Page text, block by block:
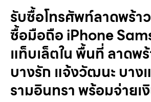
รับซื้อโทรศัพท์ลาดพร้า
ซื้อมือถือ iPhone
แท็บเล็ตใน พื้นที่ ลาดพ
บางรัก แจ้งวัฒนะ บาง
รามอินทรา พร้อมจ่ายเ